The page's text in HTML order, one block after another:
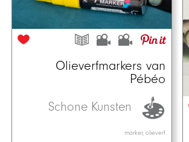
Olieverfmarkers van
Pébéo
Schone Kunsten
marker, olieverf